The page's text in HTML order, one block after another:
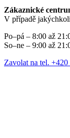
Zákaznické
V případě
Po–pá – 8:00 až
So–ne – 9:00 až
Zavolat na tel.